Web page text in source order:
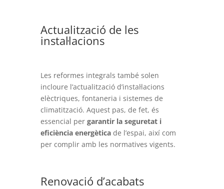
Actualització de les
instal·lacions
Les reformes integrals també solen
incloure l’actualització d’instal·lacions
elèctriques, fontaneria i sistemes de
climatització. Aquest pas, de fet, és
essencial per garantir la seguretat i
eficiència energèticade l’espai, així com
per complir amb les normatives vigents.
Renovació d’acabats